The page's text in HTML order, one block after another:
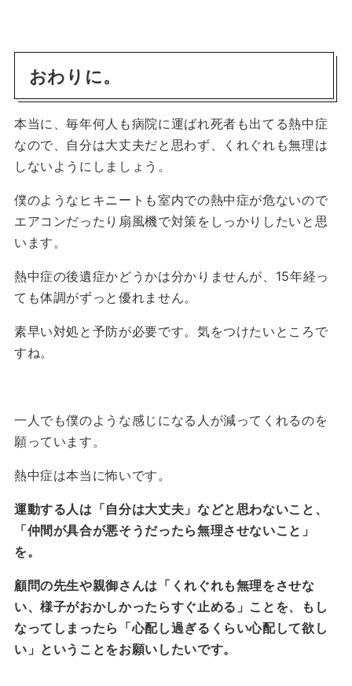
おわりに。
本当に、毎年何人も病院に運ばれ死者も出てる熱中症
なので、自分は大丈夫だと思わず、くれぐれも無理は
しないようにしましょう。
僕のようなヒキニートも室内での熱中症が危ないので
エアコンだったり扇風機で対策をしっかりしたいと思
います。
熱中症の後遺症かどうかは分かりませんが、15年経っ
ても体調がずっと優れません。
素早い対処と予防が必要です。気をつけたいところで
すね。
一人でも僕のような感じになる人が減ってくれるのを
願っています。
熱中症は本当に怖いです。
運動する人は「自分は大丈夫」などと思わないこと、
「仲間が具合が悪そうだったら無理させないこと」
を。
顧問の先生や親御さんは「くれぐれも無理をさせな
い、様子がおかしかったらすぐ止める」ことを、もし
なってしまったら「心配し過ぎるくらい心配して欲し
い」ということをお願いしたいです。